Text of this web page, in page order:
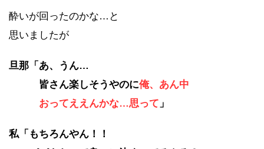
酔いが回ったのかな…と
思いましたが
旦那「あ、うん…
皆さん楽しそうやのに俺、あん中
おってええんかな…思って 」
私「もちろんやん！！